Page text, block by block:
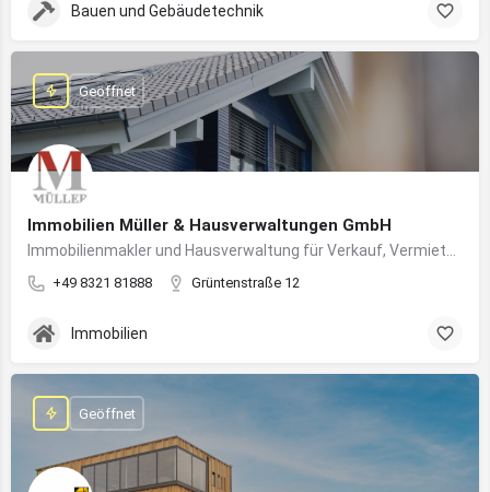
Bauen und Gebäudetechnik
Immobilien Müller & Hausverwaltungen GmbH
+49 8321 81888 Grüntenstraße 12
Geöffnet
Immobilien
Geöffnet